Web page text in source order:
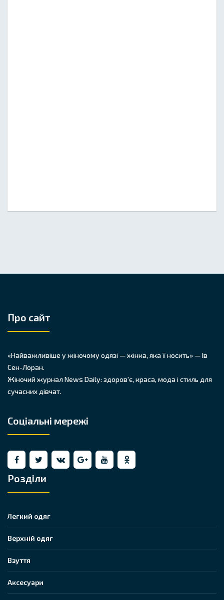
Про сайт
«Найважливіше у жіночому одязі — жінка, яка її носить» — Ів
Сен-Лоран.
Жіночий журнал News Daily: здоров'є, краса, мода і стиль для
сучасних дівчат.
Соціальні мережі
Розділи
Легкий одяг
Верхній одяг
Взуття
Аксесуари